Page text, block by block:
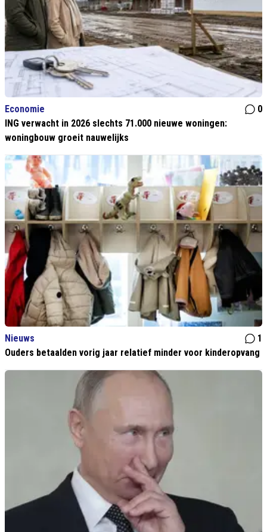
Economie
0
ING verwacht in 2026 slechts 71.000 nieuwe woningen:
woningbouw groeit nauwelijks
Nieuws
1
Ouders betaalden vorig jaar relatief minder voor kinderopvang